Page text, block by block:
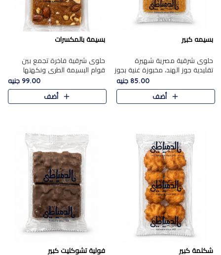
بسيمه كبير
حلوى شرقية مصرية شهيرة
تقليدية جوز الهند، مخبوزة غنية بجوز
الهند، بلمسه ذهبية وتتميز بقوامها
المرمل وطعمها اللذيذ الذي يشبه
البسبوسة. تُخبز..
85.00 جنيه
أضف
بسيمة بالمكسرات
حلوى شرقية فاخرة تجمع بين
قوام البسيمة الطري ونكهتها
الغنية، مزينة بتشكيلة مختارة من
اللوز والبندق والمكسرات الفاخرة.
مزيج متوازن من القوام ..
99.00 جنيه
أضف
شكلمة كبير فولية تشوكليت كبير